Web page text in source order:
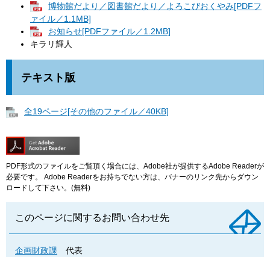
博物館だより／図書館だより／よろこびおくやみ[PDFフ
ァイル／1.1MB]
お知らせ[PDFファイル／1.2MB]
キラリ輝人
テキスト版
全19ページ[その他のファイル／40KB]
PDF形式のファイルをご覧頂く場合には、Adobe社が提供するAdobe Readerが
必要です。
Adobe Readerをお持ちでない方は、バナーのリンク先からダウン
ロードして下さい。(無料)
このページに関するお問い合わせ先
企画財政課
代表